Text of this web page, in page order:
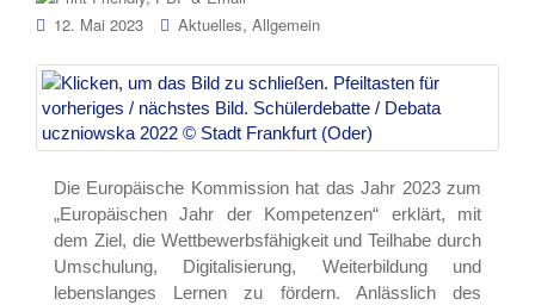
12. Mai 2023 Aktuelles, Allgemein
Die Europäische Kommission hat das Jahr 2023 zum
„Europäischen Jahr der Kompetenzen“ erklärt, mit
dem Ziel, die Wettbewerbsfähigkeit und Teilhabe durch
Umschulung, Digitalisierung, Weiterbildung und
lebenslanges Lernen zu fördern. Anlässlich des